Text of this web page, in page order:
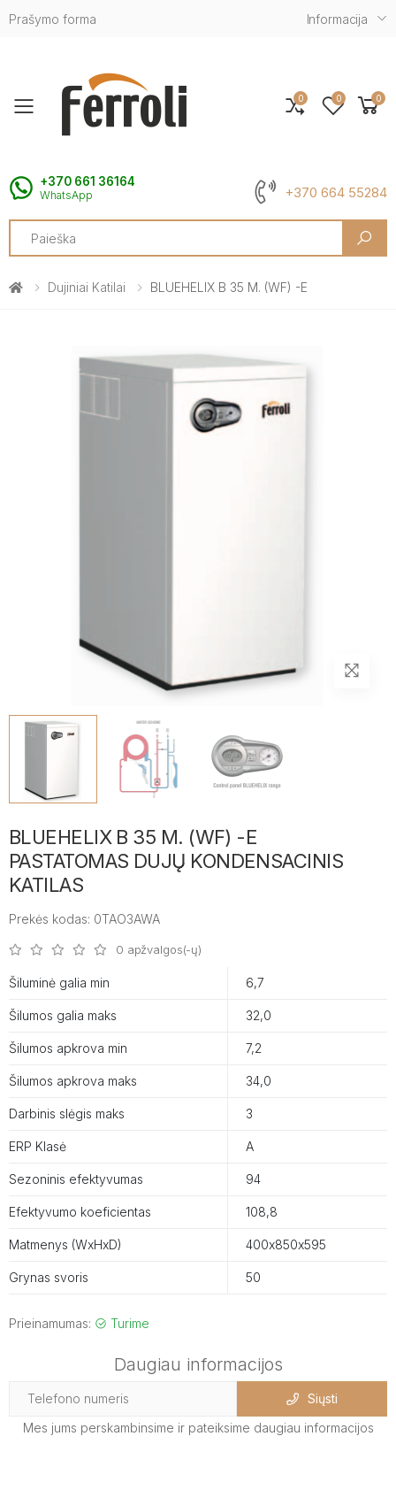
Prašymo forma Informacija
Toggle mobile menu
+370 661 36164
WhatsApp +370 664 55284
Search
0 0 0
Dujiniai Katilai BLUEHELIX B 35 M. (WF) -E
BLUEHELIX B 35 M. (WF) -E
PASTATOMAS DUJŲ KONDENSACINIS
KATILAS
Prekės kodas: 0TAO3AWA
0 apžvalgos(-ų)
Šiluminė galia min 6,7
Šilumos galia maks 32,0
Šilumos apkrova min 7,2
Šilumos apkrova maks 34,0
Darbinis slėgis maks 3
ERP Klasė А
Sezoninis efektyvumas 94
Efektyvumo koeficientas 108,8
Matmenys (WxHxD) 400х850х595
Grynas svoris 50
Prieinamumas: Turime
Daugiau informacijos
Siųsti
Mes jums perskambinsime ir pateiksime daugiau informacijos